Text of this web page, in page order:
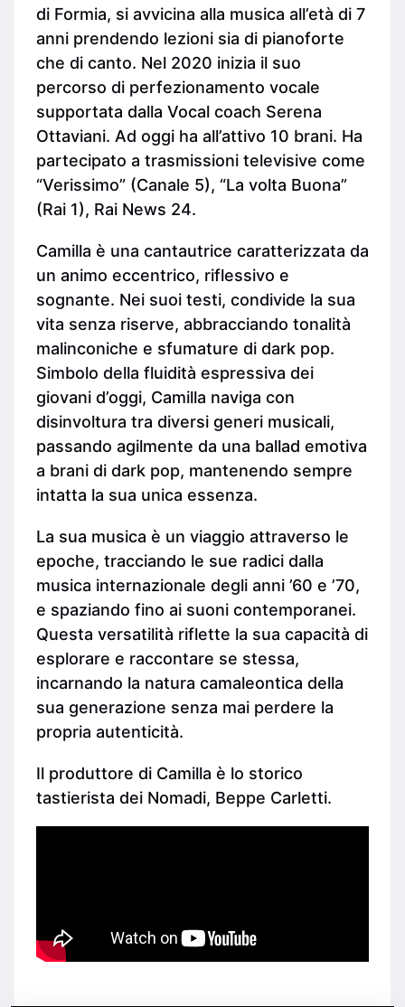
di Formia, si avvicina alla musica all’età di 7
anni prendendo lezioni sia di pianoforte
che di canto. Nel 2020 inizia il suo
percorso di perfezionamento vocale
supportata dalla Vocal coach Serena
Ottaviani. Ad oggi ha all’attivo 10 brani. Ha
partecipato a trasmissioni televisive come
“Verissimo” (Canale 5), “La volta Buona”
(Rai 1), Rai News 24.
Camilla è una cantautrice caratterizzata da
un animo eccentrico, riflessivo e
sognante. Nei suoi testi, condivide la sua
vita senza riserve, abbracciando tonalità
malinconiche e sfumature di dark pop.
Simbolo della fluidità espressiva dei
giovani d’oggi, Camilla naviga con
disinvoltura tra diversi generi musicali,
passando agilmente da una ballad emotiva
a brani di dark pop, mantenendo sempre
intatta la sua unica essenza.
La sua musica è un viaggio attraverso le
epoche, tracciando le sue radici dalla
musica internazionale degli anni ’60 e ’70,
e spaziando fino ai suoni contemporanei.
Questa versatilità riflette la sua capacità di
esplorare e raccontare se stessa,
incarnando la natura camaleontica della
sua generazione senza mai perdere la
propria autenticità.
Il produttore di Camilla è lo storico
tastierista dei Nomadi, Beppe Carletti.